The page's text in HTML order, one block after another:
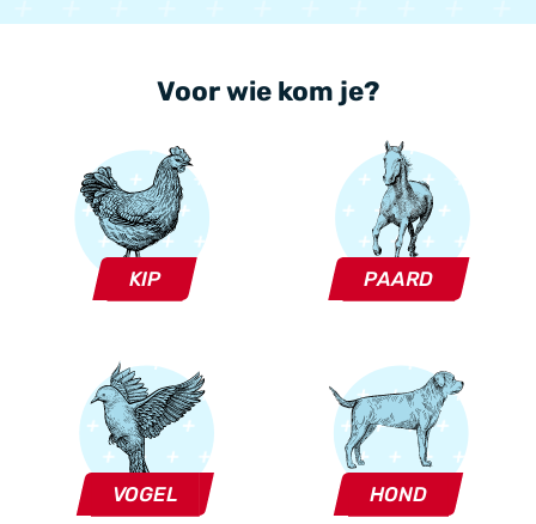
Voor wie kom je?
KIP PAARD
VOGEL HOND